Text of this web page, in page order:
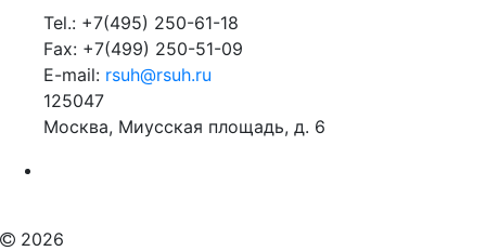
Tel.: +7(495) 250-61-18
Fax: +7(499) 250-51-09
E-mail: rsuh@rsuh.ru
125047
Москва, Миусская площадь, д. 6
2026